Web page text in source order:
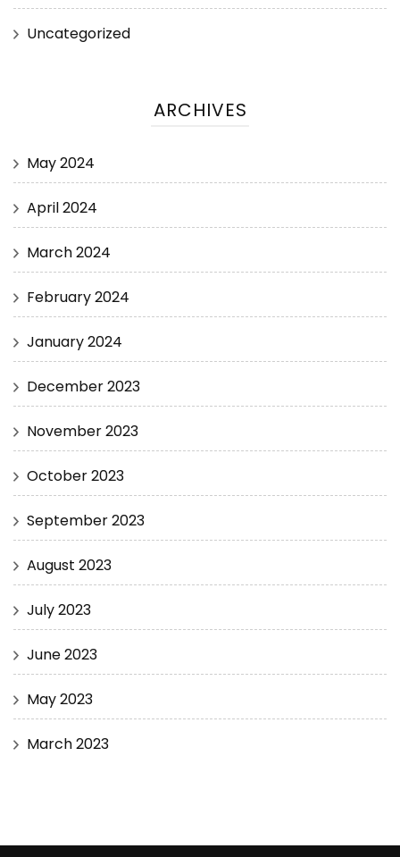
Uncategorized
ARCHIVES
May 2024
April 2024
March 2024
February 2024
January 2024
December 2023
November 2023
October 2023
September 2023
August 2023
July 2023
June 2023
May 2023
March 2023